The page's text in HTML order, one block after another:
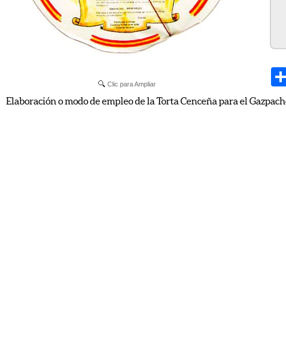
Clic para Ampliar
Elaboración o modo de empleo de la Torta Cenceña para el